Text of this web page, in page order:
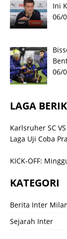
Ini
06/
06/
LAGA
Karlsruher SC
Laga Uji Coba
KICK-OFF:
KATEGORI
Berita Inter
Sejarah Inter